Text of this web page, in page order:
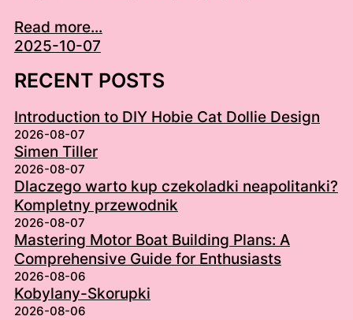
Read more...
2025-10-07
RECENT POSTS
Introduction to DIY Hobie Cat Dollie Design
2026-08-07
Simen Tiller
2026-08-07
Dlaczego warto kup czekoladki neapolitanki?
Kompletny przewodnik
2026-08-07
Mastering Motor Boat Building Plans: A
Comprehensive Guide for Enthusiasts
2026-08-06
Kobylany-Skorupki
2026-08-06